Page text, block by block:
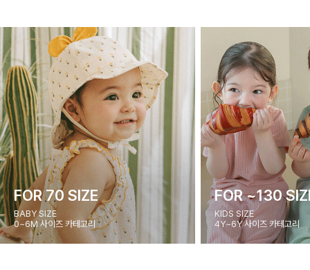
FOR 70 SIZE
BABY SIZE
0~6M 사이즈 카테고리
FOR ~130
KIDS SIZE
4Y~6Y 사이즈 카테고리